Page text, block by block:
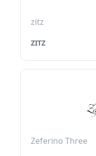
zitz
ZITZ
Zeferino Three